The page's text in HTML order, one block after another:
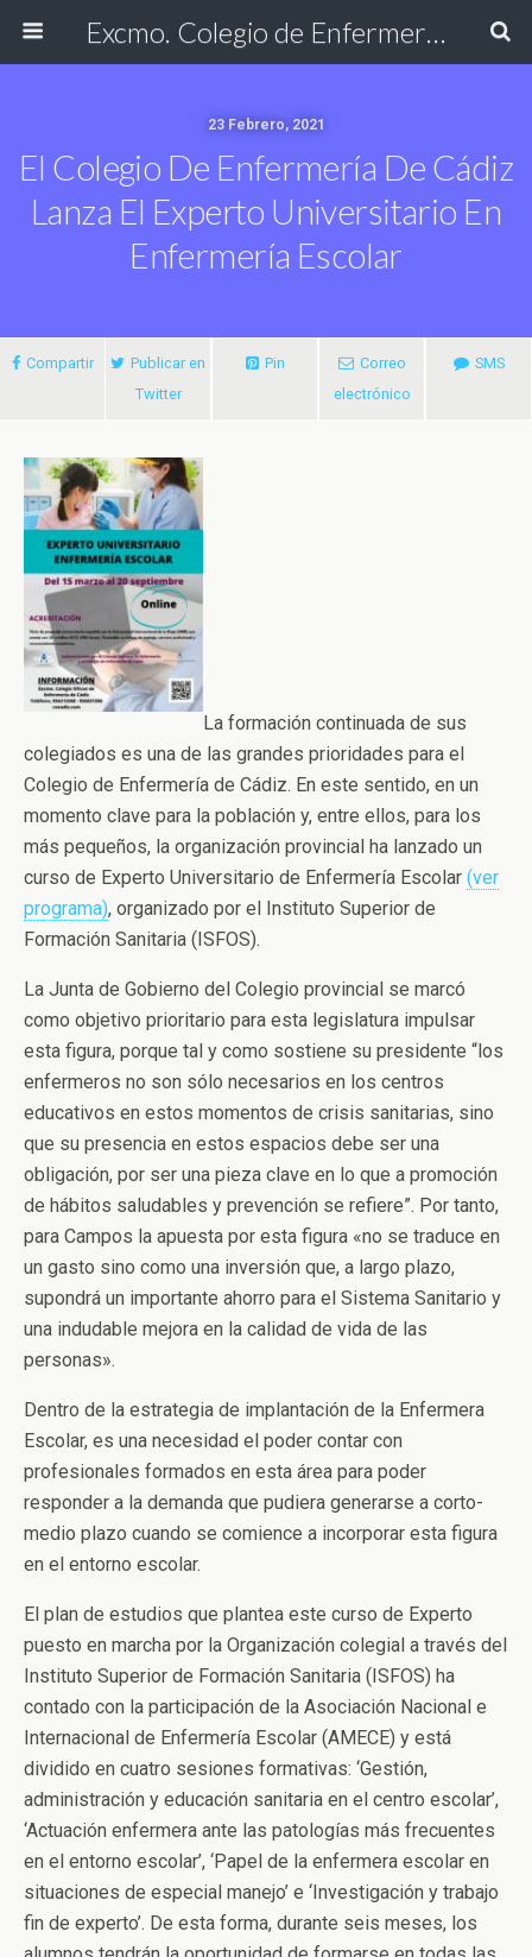
Excmo. Colegio de Enfermería de Cádiz
23 Febrero, 2021
El Colegio De Enfermería De Cádiz
Lanza El Experto Universitario En
Enfermería Escolar
Compartir
Publicar en
Twitter
Pin
Correo
electrónico
SMS
La formación continuada de sus
colegiados es una de las grandes prioridades para el
Colegio de Enfermería de Cádiz. En este sentido, en un
momento clave para la población y, entre ellos, para los
más pequeños, la organización provincial ha lanzado un
curso de Experto Universitario de Enfermería Escolar (ver
programa), organizado por el Instituto Superior de
Formación Sanitaria (ISFOS).
La Junta de Gobierno del Colegio provincial se marcó
como objetivo prioritario para esta legislatura impulsar
esta figura, porque tal y como sostiene su presidente “los
enfermeros no son sólo necesarios en los centros
educativos en estos momentos de crisis sanitarias, sino
que su presencia en estos espacios debe ser una
obligación, por ser una pieza clave en lo que a promoción
de hábitos saludables y prevención se refiere”. Por tanto,
para Campos la apuesta por esta figura «no se traduce en
un gasto sino como una inversión que, a largo plazo,
supondrá un importante ahorro para el Sistema Sanitario y
una indudable mejora en la calidad de vida de las
personas».
Dentro de la estrategia de implantación de la Enfermera
Escolar, es una necesidad el poder contar con
profesionales formados en esta área para poder
responder a la demanda que pudiera generarse a corto-
medio plazo cuando se comience a incorporar esta figura
en el entorno escolar.
El plan de estudios que plantea este curso de Experto
puesto en marcha por la Organización colegial a través del
Instituto Superior de Formación Sanitaria (ISFOS) ha
contado con la participación de la Asociación Nacional e
Internacional de Enfermería Escolar (AMECE) y está
dividido en cuatro sesiones formativas: ‘Gestión,
administración y educación sanitaria en el centro escolar’,
‘Actuación enfermera ante las patologías más frecuentes
en el entorno escolar’, ‘Papel de la enfermera escolar en
situaciones de especial manejo’ e ‘Investigación y trabajo
fin de experto’. De esta forma, durante seis meses, los